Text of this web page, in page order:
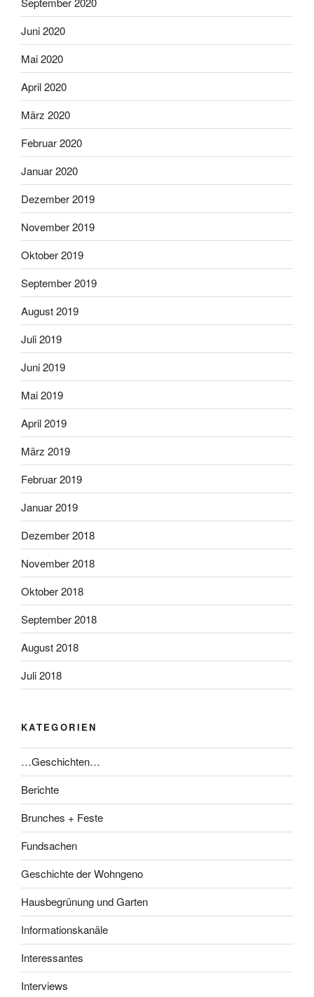
Juni 2020
Mai 2020
April 2020
März 2020
Februar 2020
Januar 2020
Dezember 2019
November 2019
Oktober 2019
September 2019
August 2019
Juli 2019
Juni 2019
Mai 2019
April 2019
März 2019
Februar 2019
Januar 2019
Dezember 2018
November 2018
Oktober 2018
September 2018
August 2018
Juli 2018
KATEGORIEN
…Geschichten…
Berichte
Brunches + Feste
Fundsachen
Geschichte der Wohngeno
Hausbegrünung und Garten
Informationskanäle
Interessantes
Interviews